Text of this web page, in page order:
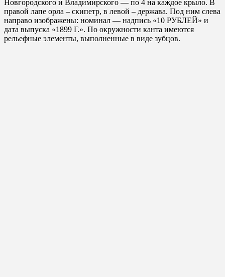
Новгородского и Владимирского — по 4 на каждое крыло. В
правой лапе орла – скипетр, в левой – держава. Под ним слева
направо изображены: номинал — надпись «10 РУБЛЕЙ» и
дата выпуска «1899 Г.». По окружности канта имеются
рельефные элементы, выполненные в виде зубцов.